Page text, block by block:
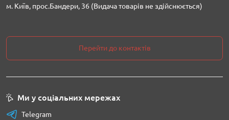
м. Київ, прос.Бандери, 36 (Видача товарів не здійснюється)
Перейти до контактів
Ми у соціальних мережах
Telegram